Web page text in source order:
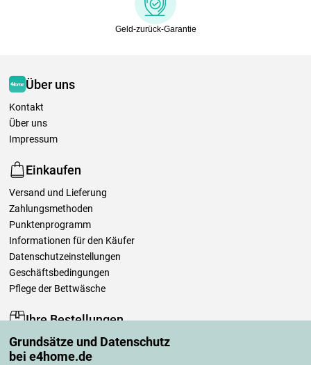
Grundsätze und Datenschutz
bei e4home.de
Geld-zurück-Garantie
Über uns
Kontakt
Über uns
Impressum
Einkaufen
Versand und Lieferung
Zahlungsmethoden
Punktenprogramm
Informationen für den Käufer
Datenschutzeinstellungen
Geschäftsbedingungen
Pflege der Bettwäsche
Ihre Bestellungen
Mein Konto
Bestellübersicht